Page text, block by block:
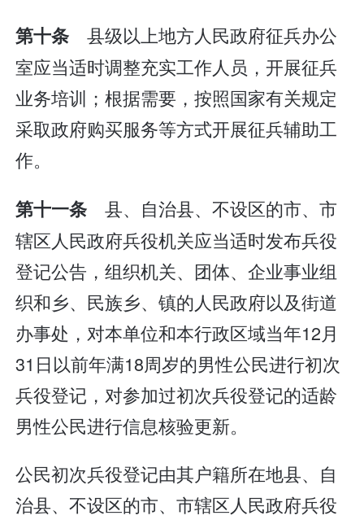
第十条 县级以上地方人民政府征兵办公
室应当适时调整充实工作人员，开展征兵
业务培训；根据需要，按照国家有关规定
采取政府购买服务等方式开展征兵辅助工
作。
第十一条 县、自治县、不设区的市、市
辖区人民政府兵役机关应当适时发布兵役
登记公告，组织机关、团体、企业事业组
织和乡、民族乡、镇的人民政府以及街道
办事处，对本单位和本行政区域当年12月
31日以前年满18周岁的男性公民进行初次
兵役登记，对参加过初次兵役登记的适龄
男性公民进行信息核验更新。
公民初次兵役登记由其户籍所在地县、自
治县、不设区的市、市辖区人民政府兵役